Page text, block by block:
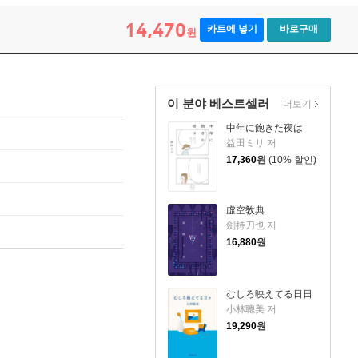
14,470원 카트에 넣기 바로구매
이 분야 베스트셀러
中年に飽きた夜は
益田ミリ 저
17,360원 (10% 할인)
虛空敎典
劍持刀也 저
16,880원
むしろ映えてる日日
小林聰美 저
19,290원
더보기